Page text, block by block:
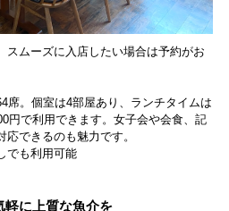
スムーズに入店したい場合は予約がお
席。個室は4部屋あり、ランチタイムは
円で利用できます。女子会や会食、記
できるのも魅力です。
でも利用可能
軽に上質な魚介を